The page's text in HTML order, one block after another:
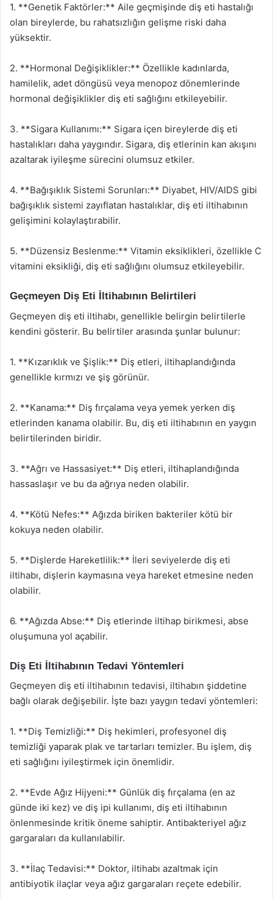
1. **Genetik Faktörler:** Aile geçmişinde diş eti hastalığı
olan bireylerde, bu rahatsızlığın gelişme riski daha
yüksektir.
2. **Hormonal Değişiklikler:** Özellikle kadınlarda,
hamilelik, adet döngüsü veya menopoz dönemlerinde
hormonal değişiklikler diş eti sağlığını etkileyebilir.
3. **Sigara Kullanımı:** Sigara içen bireylerde diş eti
hastalıkları daha yaygındır. Sigara, diş etlerinin kan akışını
azaltarak iyileşme sürecini olumsuz etkiler.
4. **Bağışıklık Sistemi Sorunları:** Diyabet, HIV/AIDS gibi
bağışıklık sistemi zayıflatan hastalıklar, diş eti iltihabının
gelişimini kolaylaştırabilir.
5. **Düzensiz Beslenme:** Vitamin eksiklikleri, özellikle C
vitamini eksikliği, diş eti sağlığını olumsuz etkileyebilir.
Geçmeyen Diş Eti İltihabının Belirtileri
Geçmeyen diş eti iltihabı, genellikle belirgin belirtilerle
kendini gösterir. Bu belirtiler arasında şunlar bulunur:
1. **Kızarıklık ve Şişlik:** Diş etleri, iltihaplandığında
genellikle kırmızı ve şiş görünür.
2. **Kanama:** Diş fırçalama veya yemek yerken diş
etlerinden kanama olabilir. Bu, diş eti iltihabının en yaygın
belirtilerinden biridir.
3. **Ağrı ve Hassasiyet:** Diş etleri, iltihaplandığında
hassaslaşır ve bu da ağrıya neden olabilir.
4. **Kötü Nefes:** Ağızda biriken bakteriler kötü bir
kokuya neden olabilir.
5. **Dişlerde Hareketlilik:** İleri seviyelerde diş eti
iltihabı, dişlerin kaymasına veya hareket etmesine neden
olabilir.
6. **Ağızda Abse:** Diş etlerinde iltihap birikmesi, abse
oluşumuna yol açabilir.
Diş Eti İltihabının Tedavi Yöntemleri
Geçmeyen diş eti iltihabının tedavisi, iltihabın şiddetine
bağlı olarak değişebilir. İşte bazı yaygın tedavi yöntemleri:
1. **Diş Temizliği:** Diş hekimleri, profesyonel diş
temizliği yaparak plak ve tartarları temizler. Bu işlem, diş
eti sağlığını iyileştirmek için önemlidir.
2. **Evde Ağız Hijyeni:** Günlük diş fırçalama (en az
günde iki kez) ve diş ipi kullanımı, diş eti iltihabının
önlenmesinde kritik öneme sahiptir. Antibakteriyel ağız
gargaraları da kullanılabilir.
3. **İlaç Tedavisi:** Doktor, iltihabı azaltmak için
antibiyotik ilaçlar veya ağız gargaraları reçete edebilir.